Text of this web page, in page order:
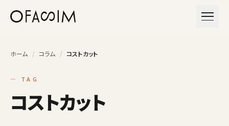
メニ
ホーム / コラム / コストカット
— TAG
コストカット